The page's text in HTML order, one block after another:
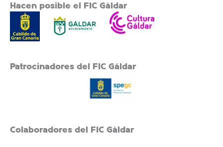
Hacen posible el FIC Gáldar
Patrocinadores del FIC Gáldar
Colaboradores del FIC Gáldar